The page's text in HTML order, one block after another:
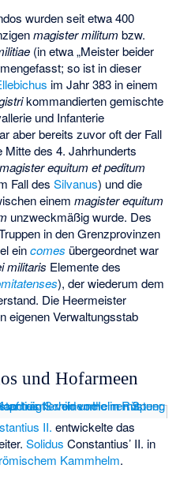
wurden seit etwa 400
magister militum bzw.
(in etwa „Meister beider
so ist in dieser
im Jahr 383 in einem
kommandierten gemischte
und Infanterie
aber bereits zuvor oft der Fall
Mitte des 4. Jahrhunderts
magister equitum et peditum
Fall desSilvanus) und die
einemmagister equitum
unzweckmäßig wurde. Des
in den Grenzprovinzen
eincomes übergeordnet war
militaris Elemente des
), der wiederum dem
Die Heermeister
eigenen Verwaltungsstab
und Hofarmeen
II. entwickelte das
Solidus Constantius’ II. in
Kammhelm.